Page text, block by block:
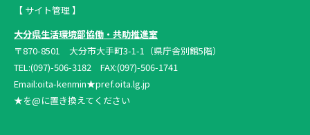
【 サイト管理 】
大分県生活環境部協働・共助推進室
〒870-8501 大分市大手町3-1-1（県庁舎別館5階）
TEL:(097)-506-3182 FAX:(097)-506-1741
Email:oita-kenmin★pref.oita.lg.jp
★を@に置き換えてください